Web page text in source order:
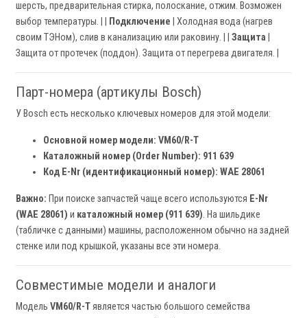
шерсть, предварительная стирка, полоскание, отжим. Возможен
выбор температуры. | |
Подключение | Холодная вода (нагрев
своим ТЭНом), слив в канализацию или раковину. | | Защита
Защита от протечек (поддон). Защита от перегрева двигателя. |
Парт-номера (артикулы Bosch)
У Bosch есть несколько ключевых номеров для этой модели:
Основной номер модели: VM60/R-T
Каталожный номер (Order Number): 911 639
Код E-Nr (идентификационный номер): WAE 28061
Важно: При поиске запчастей чаще всего используются E-Nr
(WAE 28061) и каталожный номер (911 639). На шильдике
(табличке с данными) машины, расположенном обычно на задней
стенке или под крышкой, указаны все эти номера.
Совместимые модели и аналоги
Модель VM60/R-Tявляется частью большого семейства